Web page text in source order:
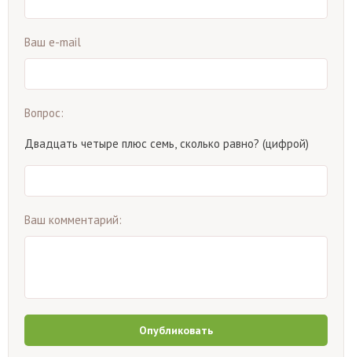
Ваш e-mail
Вопрос:
Двадцать четыре плюс семь, сколько равно? (цифрой)
Ваш комментарий:
Опубликовать